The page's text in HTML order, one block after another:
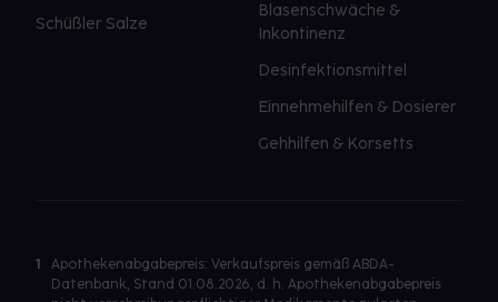
Schüßler Salze
Blasenschwäche &
Inkontinenz
Desinfektionsmittel
Einnehmehilfen & Dosierer
Gehhilfen & Korsetts
1
Apothekenabgabepreis: Verkaufspreis gemäß ABDA-
Datenbank, Stand 01.08.2026, d. h. Apothekenabgabepreis